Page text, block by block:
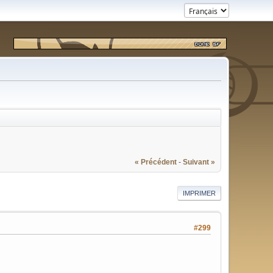
« Précédent - Suivant »
IMPRIMER
#299